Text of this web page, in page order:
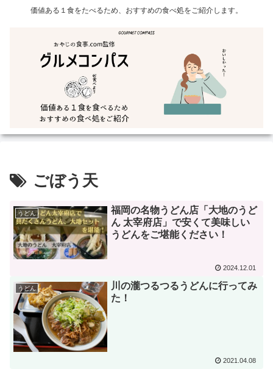
価値ある１食をたべるため、おすすめの食べ処をご紹介します。
ごぼう天
うどん
福岡の名物うどん店「大地のうど
ん 太宰府店」で安くて美味しい
うどんをご堪能ください！
2024.12.01
うどん
川の瀧つるつるうどんに行ってみ
た！
2021.04.08